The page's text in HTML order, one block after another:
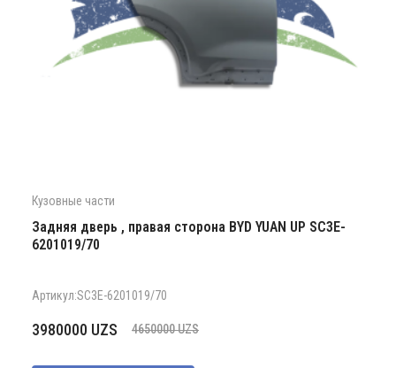
Кузовные части
Задняя дверь , правая сторона BYD YUAN UP SC3E-
6201019/70
Артикул:SC3E-6201019/70
4650000UZS
Первоначальная
3980000 UZS
Текущая